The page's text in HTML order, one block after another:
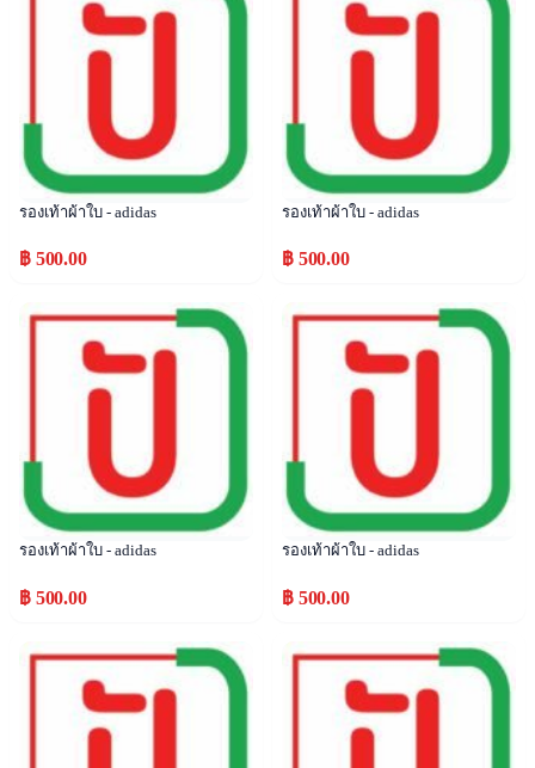
รองเท้าผ้าใบ - adidas
฿ 500.00
รองเท้าผ้าใบ - adidas
฿ 500.00
Popular
รองเท้าผ้าใบ - adidas
฿ 500.00
Popular
รองเท้าผ้าใบ - adidas
฿ 500.00
Popular Popular